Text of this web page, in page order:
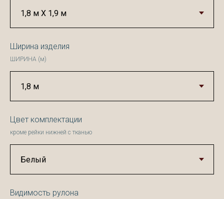
Ширина изделия
ШИРИНА (м)
Цвет комплектации
кроме рейки нижней с тканью
Видимость рулона